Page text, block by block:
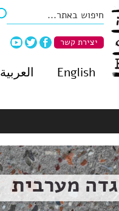
יצירת קשר
English العربية
גדה מערבית